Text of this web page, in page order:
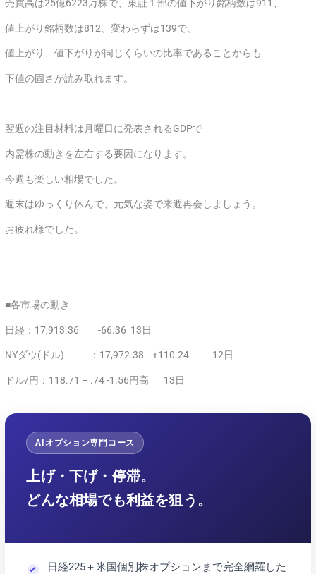
売買高は25億6223万株で、東証１部の値下がり銘柄数は911、
値上がり銘柄数は812、変わらずは139で、
値上がり、値下がりが同じくらいの比率であることからも
下値の固さが読み取れます。
翌週の注目材料は月曜日に発表されるGDPで
内需株の動きを左右する要因になります。
今週も楽しい相場でした。
週末はゆっくり休んで、元気な姿で来週再会しましょう。
お疲れ様でした。
■各市場の動き
日経：17,913.36 -66.36 13日
NYダウ(ドル) ：17,972.38 +110.24 12日
ドル/円：118.71 – .74 -1.56円高 13日
AIオプション専門コース
上げ・下げ・停滞。
どんな相場でも利益を狙う。
日経225＋米国個別株オプションまで完全網羅した